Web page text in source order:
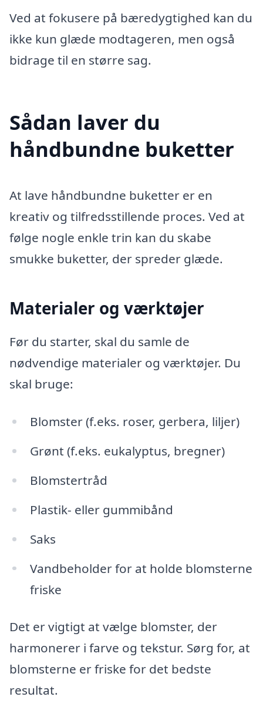
Ved at fokusere på bæredygtighed kan du
ikke kun glæde modtageren, men også
bidrage til en større sag.
Sådan laver du
håndbundne buketter
At lave håndbundne buketter er en
kreativ og tilfredsstillende proces. Ved at
følge nogle enkle trin kan du skabe
smukke buketter, der spreder glæde.
Materialer og værktøjer
Før du starter, skal du samle de
nødvendige materialer og værktøjer. Du
skal bruge:
Blomster (f.eks. roser, gerbera, liljer)
Grønt (f.eks. eukalyptus, bregner)
Blomstertråd
Plastik- eller gummibånd
Saks
Vandbeholder for at holde blomsterne
friske
Det er vigtigt at vælge blomster, der
harmonerer i farve og tekstur. Sørg for, at
blomsterne er friske for det bedste
resultat.